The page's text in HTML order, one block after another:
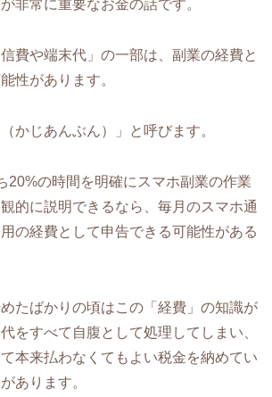
非常に重要なお金の話です。
費や端末代」の一部は、副業の経費と
性があります。
かじあんぶん）」と呼びます。
20%の時間を明確にスマホ副業の作業
的に説明できるなら、毎月のスマホ通
の経費として申告できる可能性がある
たばかりの頃はこの「経費」の知識が
をすべて自腹として処理してしまい、
本来払わなくてもよい税金を納めてい
あります。